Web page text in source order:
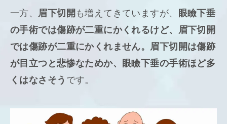
一方、 眉下切開 も増えてきていますが、
眼瞼下垂
の手術では傷跡が二重にかくれるけど、眉下切開
では傷跡が二重にかくれません。眉下切開は傷跡
が目立つと悲惨なためか、眼瞼下垂の手術ほど多
くはなさそう です。